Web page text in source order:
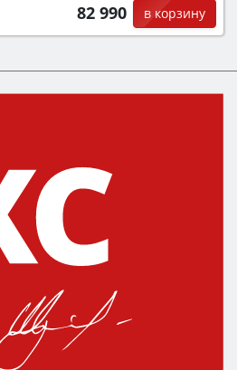
82 990 в корзину